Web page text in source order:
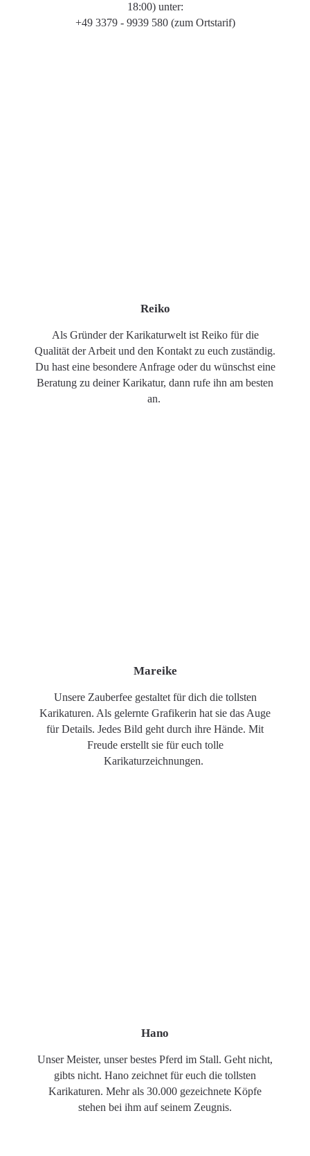
18:00) unter:
+49 3379 - 9939 580 (zum Ortstarif)
Reiko
Als Gründer der Karikaturwelt ist Reiko für die
Qualität der Arbeit und den Kontakt zu euch zuständig.
Du hast eine besondere Anfrage oder du wünschst eine
Beratung zu deiner Karikatur, dann rufe ihn am besten
an.
Mareike
Unsere Zauberfee gestaltet für dich die tollsten
Karikaturen. Als gelernte Grafikerin hat sie das Auge
für Details. Jedes Bild geht durch ihre Hände. Mit
Freude erstellt sie für euch tolle
Karikaturzeichnungen.
Hano
Unser Meister, unser bestes Pferd im Stall. Geht nicht,
gibts nicht. Hano zeichnet für euch die tollsten
Karikaturen. Mehr als 30.000 gezeichnete Köpfe
stehen bei ihm auf seinem Zeugnis.